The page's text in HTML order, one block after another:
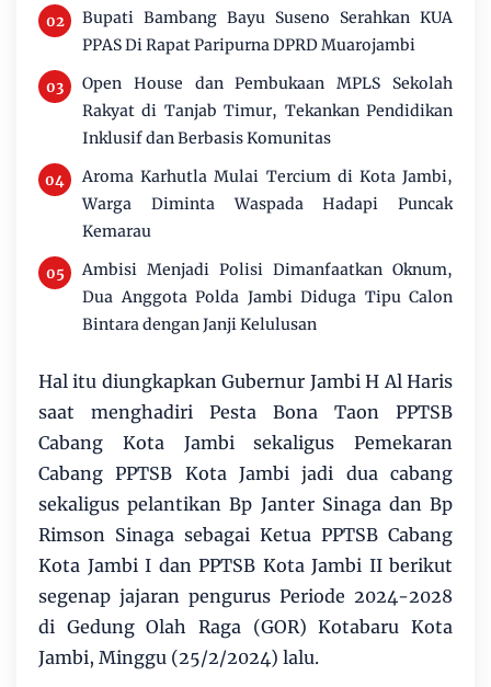
Bupati Bambang Bayu Suseno Serahkan KUA
PPAS Di Rapat Paripurna DPRD Muarojambi
Open House dan Pembukaan MPLS Sekolah
Rakyat di Tanjab Timur, Tekankan Pendidikan
Inklusif dan Berbasis Komunitas
Aroma Karhutla Mulai Tercium di Kota Jambi,
Warga Diminta Waspada Hadapi Puncak
Kemarau
Ambisi Menjadi Polisi Dimanfaatkan Oknum,
Dua Anggota Polda Jambi Diduga Tipu Calon
Bintara dengan Janji Kelulusan
Hal itu diungkapkan Gubernur Jambi H Al Haris
saat menghadiri Pesta Bona Taon PPTSB
Cabang Kota Jambi sekaligus Pemekaran
Cabang PPTSB Kota Jambi jadi dua cabang
sekaligus pelantikan Bp Janter Sinaga dan Bp
Rimson Sinaga sebagai Ketua PPTSB Cabang
Kota Jambi I dan PPTSB Kota Jambi II berikut
segenap jajaran pengurus Periode 2024-2028
di Gedung Olah Raga (GOR) Kotabaru Kota
Jambi, Minggu (25/2/2024) lalu.